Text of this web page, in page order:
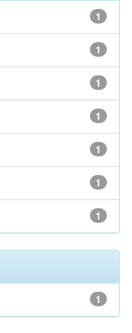
1
1
1
1
1
1
1
1